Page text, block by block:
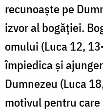
recunoaște pe
izvor al bogăției.
omului (Luca 12,
împiedica și
Dumnezeu (Luca
motivul pentru